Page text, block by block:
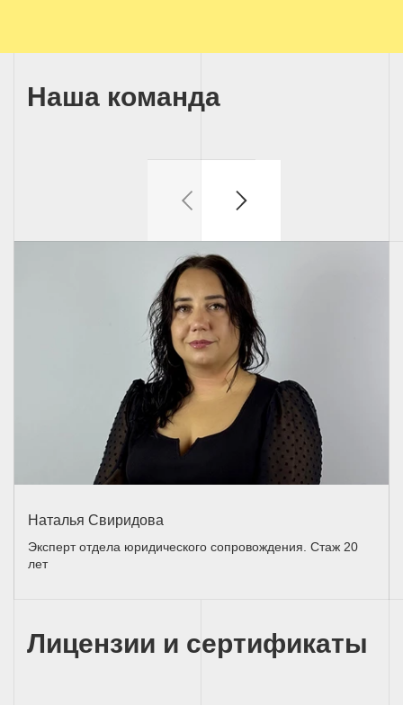
Наша команда
Наталья Свиридова
Эксперт отдела юридического сопровождения. Стаж 20
лет
Лицензии и сертификаты